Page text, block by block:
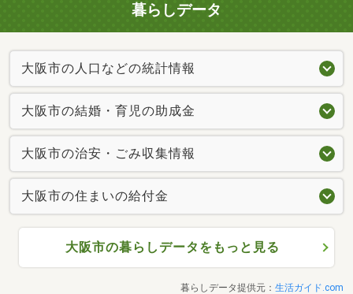
暮らしデータ
大阪市の人口などの統計情報
大阪市の結婚・育児の助成金
大阪市の治安・ごみ収集情報
大阪市の住まいの給付金
大阪市の暮らしデータをもっと見る
暮らしデータ提供元： 生活ガイド.com